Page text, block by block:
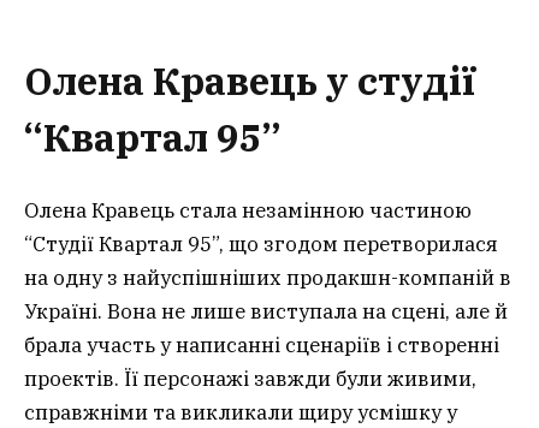
Олена Кравець у студії
“Квартал 95”
Олена Кравець стала незамінною частиною
“Студії Квартал 95”, що згодом перетворилася
на одну з найуспішніших продакшн-компаній в
Україні. Вона не лише виступала на сцені, але й
брала участь у написанні сценаріїв і створенні
проектів. Її персонажі завжди були живими,
справжніми та викликали щиру усмішку у